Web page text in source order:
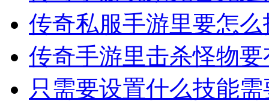
传奇私服手游里要怎
传奇手游里击杀怪物
只需要设置什么技能